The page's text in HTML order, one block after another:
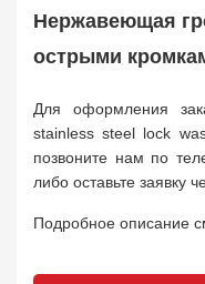
Нержавеющая
острыми
Для оформления
stainless steel lock
позвоните нам по
либо оставьте заявку
Подробное описание